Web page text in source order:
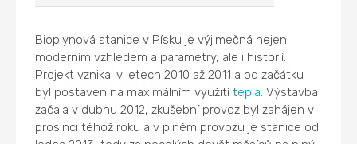
Bioplynová stanice v Písku je výjimečná nejen
moderním vzhledem a parametry, ale i historií.
Projekt vznikal v letech 2010 až 2011 a od začátku
byl postaven na maximálním využitítepla. Výstavba
začala v dubnu 2012, zkušební provoz byl zahájen v
prosinci téhož roku a v plném provozu je stanice od